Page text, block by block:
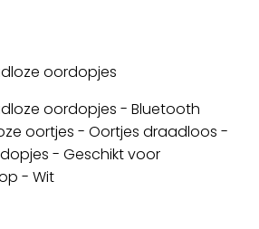
oordopjes
oordopjes - Bluetooth
oortjes - Oortjes draadloos -
- Geschikt voor
- Wit